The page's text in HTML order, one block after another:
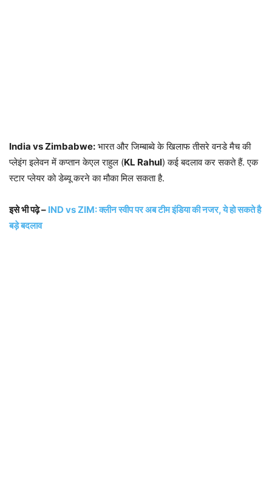
India vs Zimbabwe: भारत और जिम्बाब्वे के खिलाफ तीसरे वनडे मैच की
प्लेइंग इलेवन में कप्तान केएल राहुल (KL Rahul) कई बदलाव कर सकते हैं. एक
स्टार प्लेयर को डेब्यू करने का मौका मिल सकता है.
इसे भी पढ़े – IND vs ZIM: क्लीन स्वीप पर अब टीम इंडिया की नजर, ये हो सकते है
बड़े बदलाव